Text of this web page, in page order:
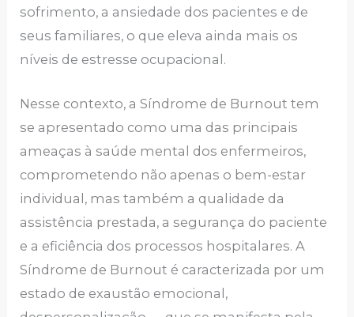
sofrimento, a ansiedade dos pacientes e de
seus familiares, o que eleva ainda mais os
níveis de estresse ocupacional.
Nesse contexto, a Síndrome de Burnout tem
se apresentado como uma das principais
ameaças à saúde mental dos enfermeiros,
comprometendo não apenas o bem-estar
individual, mas também a qualidade da
assistência prestada, a segurança do paciente
e a eficiência dos processos hospitalares. A
Síndrome de Burnout é caracterizada por um
estado de exaustão emocional,